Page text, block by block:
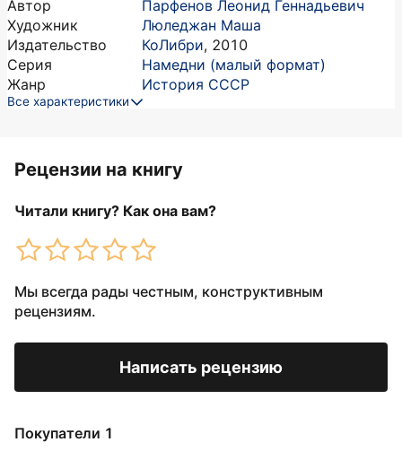
Автор
Парфенов Леонид Геннадьевич
Художник
Люледжан Маша
Издательство
КоЛибри, 2010
Серия
Намедни (малый формат)
Жанр
История СССР
Все характеристики
Рецензии на книгу
Читали книгу? Как она вам?
Мы всегда рады честным, конструктивным
рецензиям.
Написать рецензию
Покупатели 1